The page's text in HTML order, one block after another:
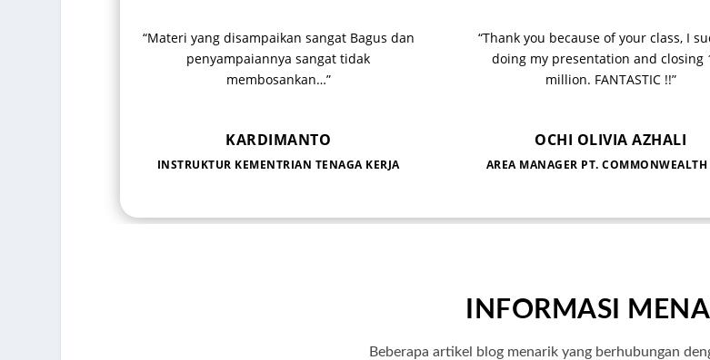
“Materi yang disampaikan sangat Bagus dan
penyampaiannya sangat tidak
membosankan…”
KARDIMANTO
INSTRUKTUR KEMENTRIAN TENAGA KERJA
“Thank you because of your class, I
doing my presentation and closing
million. FANTASTIC !!”
OCHI OLIVIA AZHALI
AREA MANAGER PT. COMMONWEALTH
INFORMASI
Beberapa artikel blog menarik yang berhubungan